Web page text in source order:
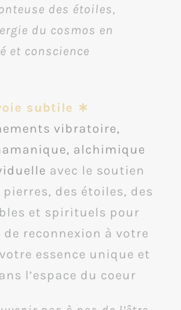
des étoiles,
du cosmos en
et conscience
subtile ∗
vibratoire,
alchimique
avec le soutien
des étoiles, des
et spirituels pour
reconnexion à votre
essence unique et
l’espace du coeur